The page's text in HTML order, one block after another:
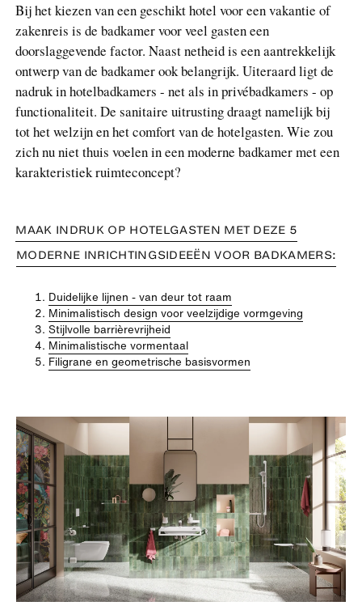
Bij het kiezen van een geschikt hotel voor een vakantie of
zakenreis is de badkamer voor veel gasten een
doorslaggevende factor. Naast netheid is een aantrekkelijk
ontwerp van de badkamer ook belangrijk. Uiteraard ligt de
nadruk in hotelbadkamers - net als in privébadkamers - op
functionaliteit. De sanitaire uitrusting draagt namelijk bij
tot het welzijn en het comfort van de hotelgasten. Wie zou
zich nu niet thuis voelen in een moderne badkamer met een
karakteristiek ruimteconcept?
MAAK INDRUK OP HOTELGASTEN MET DEZE 5
MODERNE INRICHTINGSIDEEËN VOOR BADKAMERS:
Duidelijke lijnen - van deur tot raam
Minimalistisch design voor veelzijdige vormgeving
Stijlvolle barrièrevrijheid
Minimalistische vormentaal
Filigrane en geometrische basisvormen